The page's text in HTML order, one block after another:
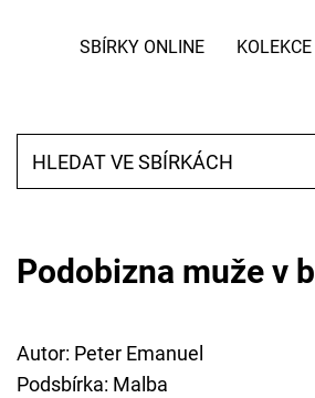
SBÍRKY ONLINE KOLEKCE
Podobizna muže v
Autor: Peter Emanuel
Podsbírka: Malba